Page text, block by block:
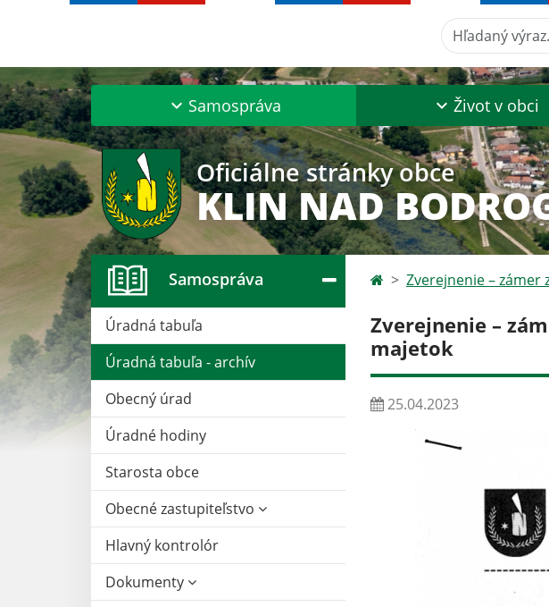
Hľadaný výraz...
Samospráva Život v obci
Oficiálne stránky obce
KLIN NAD
Samospráva
Úradná tabuľa
Úradná tabuľa - archív
Obecný úrad
Úradné hodiny
Starosta obce
Obecné zastupiteľstvo
Hlavný kontrolór
Dokumenty
Zverejnenie –
Zverejnenie –
majetok
25.04.2023